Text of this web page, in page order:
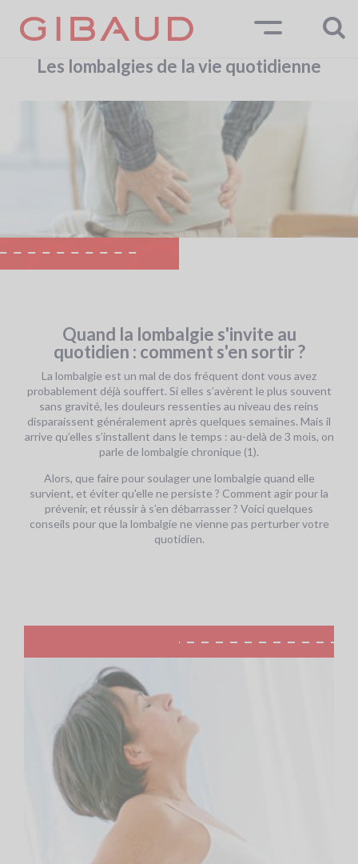
contenu
Les lombalgies de la vie quotidienne
Quand la lombalgie s'invite au
quotidien : comment s'en sortir ?
La lombalgie est un mal de dos fréquent dont vous avez
probablement déjà souffert. Si elles s’avèrent le plus souvent
sans gravité, les douleurs ressenties au niveau des reins
disparaissent généralement après quelques semaines. Mais il
arrive qu’elles s’installent dans le temps : au-delà de 3 mois, on
parle de lombalgie chronique (1).
Alors, que faire pour soulager une lombalgie quand elle
survient, et éviter qu'elle ne persiste ? Comment agir pour la
prévenir, et réussir à s’en débarrasser ? Voici quelques
conseils pour que la lombalgie ne vienne pas perturber votre
quotidien.